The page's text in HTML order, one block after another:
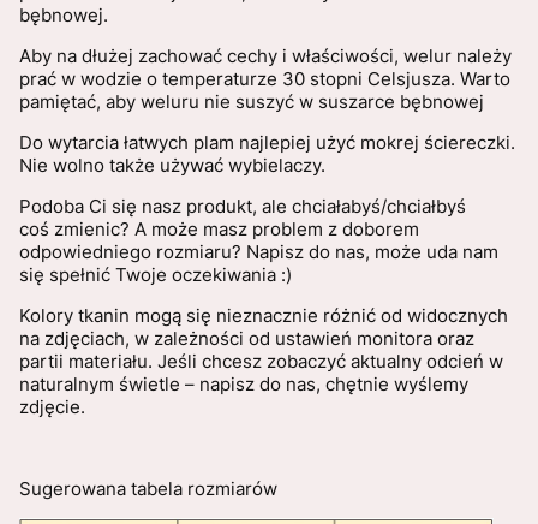
bębnowej.
Aby na dłużej zachować cechy i właściwości, welur należy
prać w wodzie o temperaturze 30 stopni Celsjusza. Warto
pamiętać, aby weluru nie suszyć w suszarce bębnowej
Do wytarcia łatwych plam najlepiej użyć mokrej ściereczki.
Nie wolno także używać wybielaczy.
Podoba Ci się nasz produkt, ale chciałabyś/chciałbyś
coś zmienic? A może masz problem z doborem
odpowiedniego rozmiaru? Napisz do nas, może uda nam
się spełnić Twoje oczekiwania :)
Kolory tkanin mogą się nieznacznie różnić od widocznych
na zdjęciach, w zależności od ustawień monitora oraz
partii materiału. Jeśli chcesz zobaczyć aktualny odcień w
naturalnym świetle – napisz do nas, chętnie wyślemy
zdjęcie.
Sugerowana tabela rozmiarów